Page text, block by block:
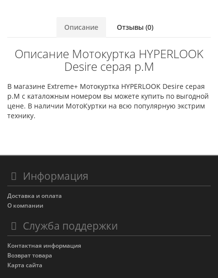
Описание Отзывы (0)
Описание Мотокуртка HYPERLOOK
Desire серая р.M
В магазине Extreme+ Мотокуртка HYPERLOOK Desire серая
р.M с каталожным номером вы можете купить по выгодной
цене. В наличии МотоКуртки на всю популярную экстрим
технику.
Информация
Доставка и оплата
О компании
Служба поддержки
Контактная информация
Возврат товара
Карта сайта